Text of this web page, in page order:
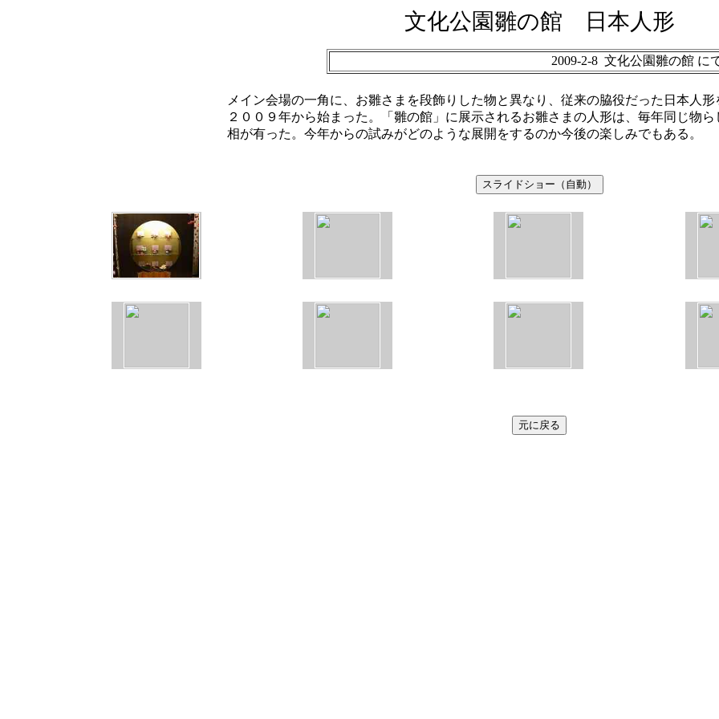
文化公園雛の館 日本人形
2009-2-8 文化公園雛の館 に
メイン会場の一角に、お雛さまを段飾りした物と異なり、従来の脇役だった日本人
２００９年から始まった。「雛の館」に展示されるお雛さまの人形は、毎年同じ物
相が有った。今年からの試みがどのような展開をするのか今後の楽しみでもある。